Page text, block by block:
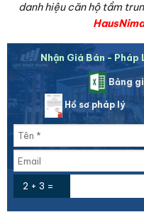
danh hiệu căn hộ tầm
Nhận Giá Bán - Pháp
Bảng
Hồ sơ pháp lý
2 + 3 =